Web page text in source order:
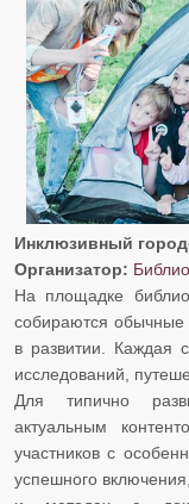
Инклюзивный
Организатор:
На площадке
собираются обычные
в развитии. Каждая
исследований,
Для типично
актуальным
участников с
успешного